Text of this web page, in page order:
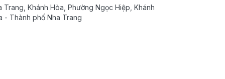
Trang, Khánh Hòa, Phường Ngọc Hiệp, Khánh
- Thành phố Nha Trang